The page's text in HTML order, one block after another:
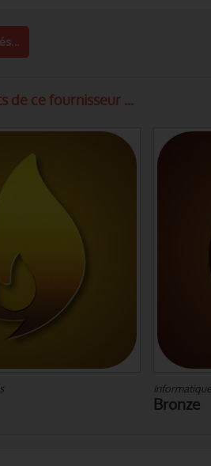
de ce fournisseur ...
Bronze